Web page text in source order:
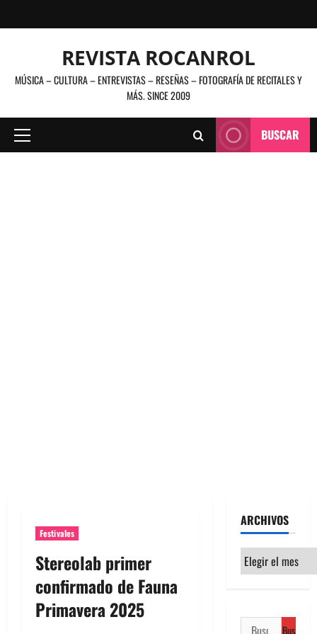
al
REVISTA ROCANROL
MÚSICA – CULTURA – ENTREVISTAS – RESEÑAS – FOTOGRAFÍA DE RECITALES Y
MÁS. SINCE 2009
Menú
BUSCAR
Festivales
Stereolab primer
confirmado de Fauna
Primavera 2025
ARCHIVOS
Archivos
Buscar: